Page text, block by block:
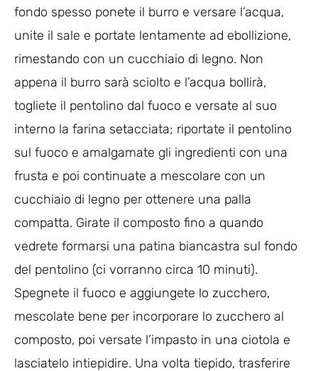
fondo spesso ponete il burro e versare l’acqua,
unite il sale e portate lentamente ad ebollizione,
rimestando con un cucchiaio di legno. Non
appena il burro sarà sciolto e l’acqua bollirà,
togliete il pentolino dal fuoco e versate al suo
interno la farina setacciata; riportate il pentolino
sul fuoco e amalgamate gli ingredienti con una
frusta e poi continuate a mescolare con un
cucchiaio di legno per ottenere una palla
compatta. Girate il composto fino a quando
vedrete formarsi una patina biancastra sul fondo
del pentolino (ci vorranno circa 10 minuti).
Spegnete il fuoco e aggiungete lo zucchero,
mescolate bene per incorporare lo zucchero al
composto, poi versate l’impasto in una ciotola e
lasciatelo intiepidire. Una volta tiepido, trasferire